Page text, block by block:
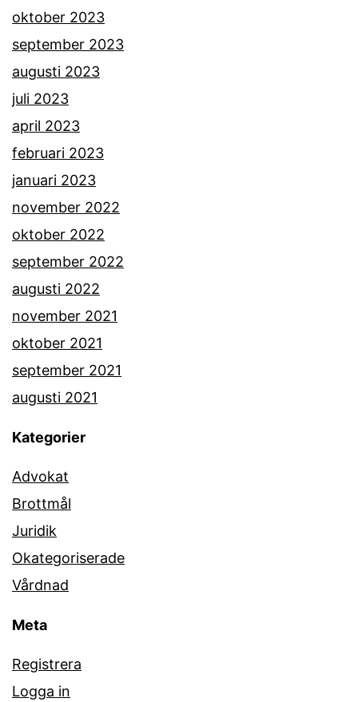
oktober 2023
september 2023
augusti 2023
juli 2023
april 2023
februari 2023
januari 2023
november 2022
oktober 2022
september 2022
augusti 2022
november 2021
oktober 2021
september 2021
augusti 2021
Kategorier
Advokat
Brottmål
Juridik
Okategoriserade
Vårdnad
Meta
Registrera
Logga in